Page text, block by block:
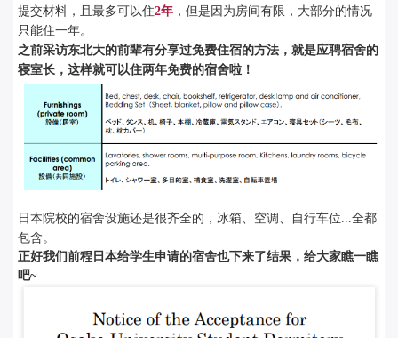
提交材料，且最多可以住2年 ，但是因为房间有限，大部分的情况
只能住一年。
之前采访东北大的前辈有分享过免费住宿的方法，就是应聘宿舍的
寝室长，这样就可以住两年免费的宿舍啦！
日本院校的宿舍设施还是很齐全的，冰箱、空调、自行车位...全都
包含。
正好我们前程日本给学生申请的宿舍也下来了结果，给大家瞧一瞧
吧~